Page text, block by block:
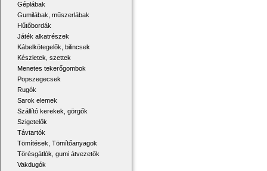
Géplábak
Gumilábak, műszerlábak
Hűtőbordák
Játék alkatrészek
Kábelkötegelők, bilincsek
Készletek, szettek
Menetes tekerőgombok
Popszegecsek
Rugók
Sarok elemek
Szállító kerekek, görgők
Szigetelők
Távtartók
Tömítések, Tömítőanyagok
Törésgátlók, gumi átvezetők
Vakdugók